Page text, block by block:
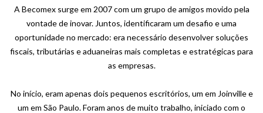
A Becomex surge em 2007 com um grupo de amigos movido pela
vontade de inovar. Juntos, identificaram um desafio e uma
oportunidade no mercado: era necessário desenvolver soluções
fiscais, tributárias e aduaneiras mais completas e estratégicas para
as empresas.
No início, eram apenas dois pequenos escritórios, um em Joinville e
um em São Paulo. Foram anos de muito trabalho, iniciado com o